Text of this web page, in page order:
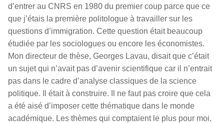
d’entrer au CNRS en 1980 du premier coup parce que ce
que j’étais la première politologue à travailler sur les
questions d’immigration. Cette question était beaucoup
étudiée par les sociologues ou encore les économistes.
Mon directeur de thèse, Georges Lavau, disait que c’était
un sujet qui n’avait pas d’avenir scientifique car il n’entrait
pas dans le cadre d’analyse classiques de la science
politique. Il était à construire. Il ne faut pas croire que cela
a été aisé d’imposer cette thématique dans le monde
académique. Les thèmes qui comptaient le plus pour moi,